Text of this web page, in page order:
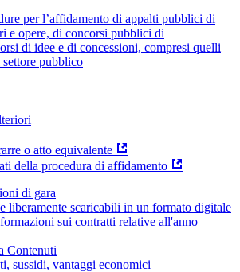
per l’affidamento di appalti pubblici di
e opere, di concorsi pubblici di
di idee e di concessioni, compresi quelli
pubblico
o atto equivalente
della procedura di affidamento
di gara
liberamente scaricabili in un formato digitale
sui contratti relative all'anno
Contenuti
sussidi, vantaggi economici